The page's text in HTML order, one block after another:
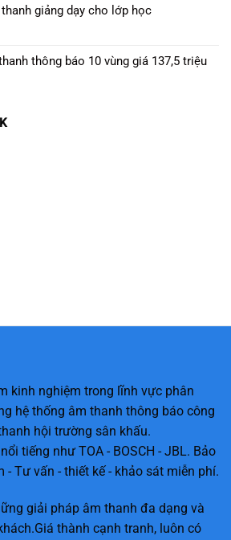
giảng dạy cho lớp học
thông báo 10 vùng giá 137,5 triệu
kinh nghiệm trong lĩnh vực phân
hệ thống âm thanh thông báo công
hội trường sân khấu.
tiếng như TOA - BOSCH - JBL. Bảo
- Tư vấn - thiết kế - khảo sát miễn phí.
giải pháp âm thanh đa dạng và
thành cạnh tranh, luôn có